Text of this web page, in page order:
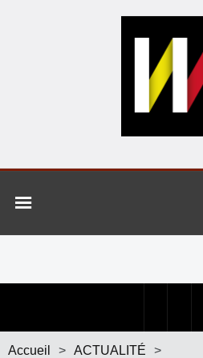
Accueil > ACTUALITÉ
>